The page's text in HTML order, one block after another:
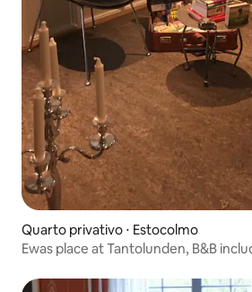
Quarto privativo ⋅ Estocolmo
Ewas place at Tantolunden, B&B